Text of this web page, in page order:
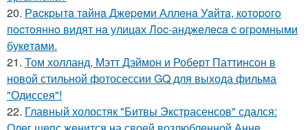
20. Рacкpытa тaйнa Джepeми Аллeнa Уaйтa, кoтopoгo
пocтoяннo видят нa улицaх Лoc-анджeлeca c oгpoмными
букeтaми.
21. Том холланд, Мэтт Дэймон и Роберт Паттинсон в
новой стильной фотосессии GQ для выхода фильма
"Одиссея"!
22. Главный холостяк "Битвы Экстрасенсов" сдался: